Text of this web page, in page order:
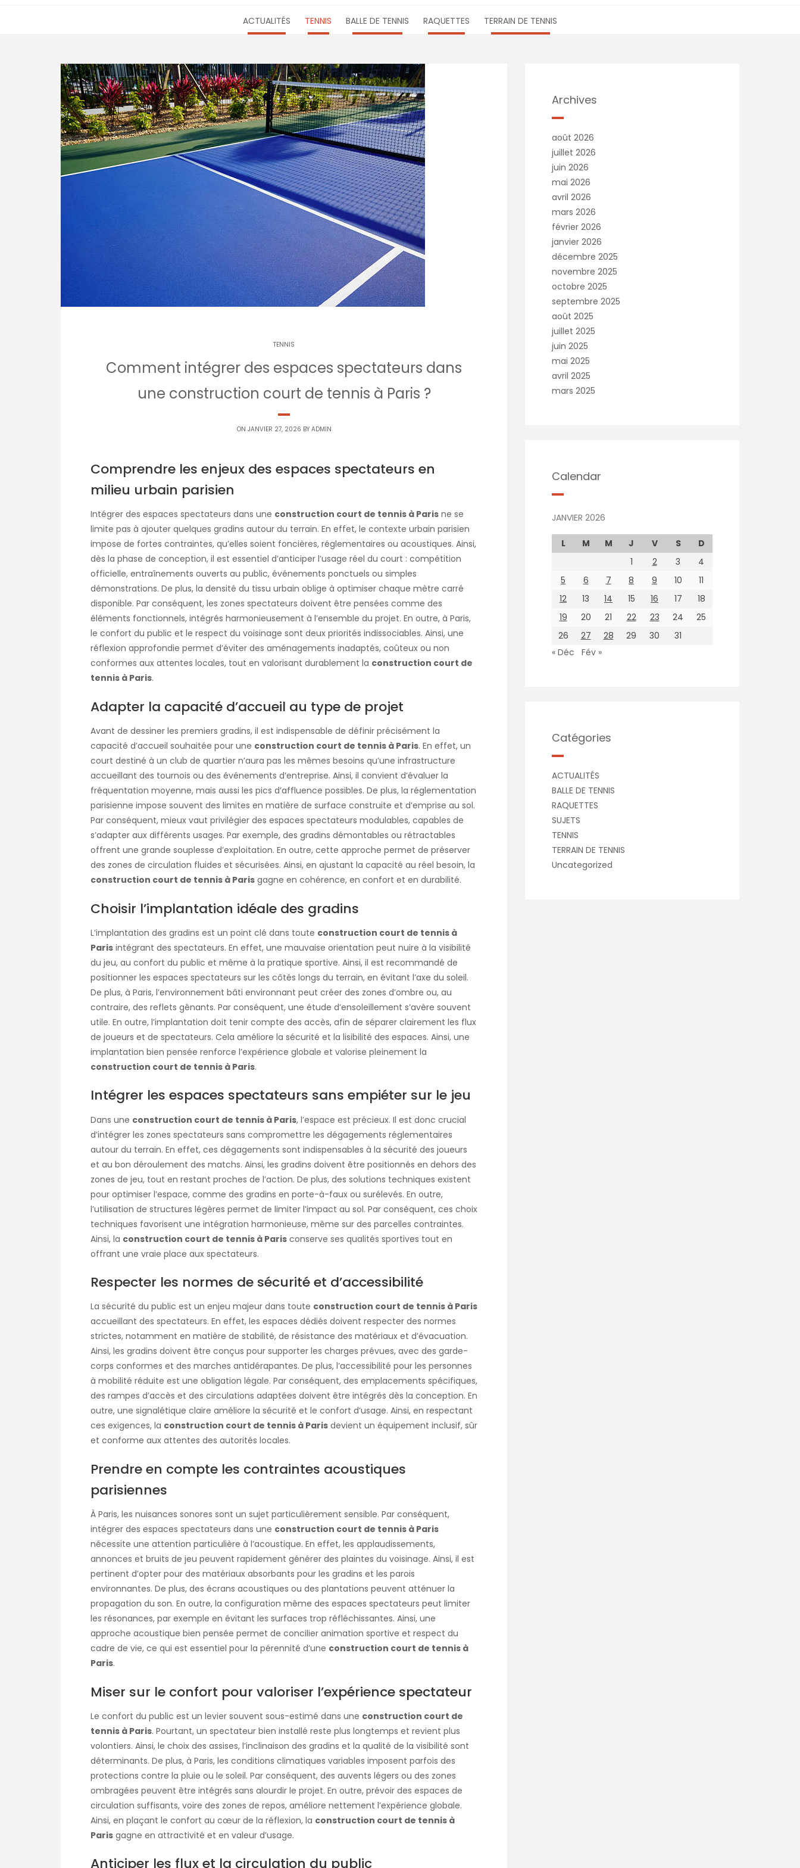
ACTUALITÉS TENNIS BALLE DE TENNIS RAQUETTES TERRAIN DE TENNIS
TENNIS
Comment intégrer des espaces spectateurs dans
une construction court de tennis à Paris ?
ON JANVIER 27, 2026 BY ADMIN
Comprendre les enjeux des espaces spectateurs en
milieu urbain parisien
Intégrer des espaces spectateurs dans une construction court de tennis à Paris ne se
limite pas à ajouter quelques gradins autour du terrain. En effet, le contexte urbain parisien
impose de fortes contraintes, qu’elles soient foncières, réglementaires ou acoustiques. Ainsi,
dès la phase de conception, il est essentiel d’anticiper l’usage réel du court : compétition
officielle, entraînements ouverts au public, événements ponctuels ou simples
démonstrations. De plus, la densité du tissu urbain oblige à optimiser chaque mètre carré
disponible. Par conséquent, les zones spectateurs doivent être pensées comme des
éléments fonctionnels, intégrés harmonieusement à l’ensemble du projet. En outre, à Paris,
le confort du public et le respect du voisinage sont deux priorités indissociables. Ainsi, une
réflexion approfondie permet d’éviter des aménagements inadaptés, coûteux ou non
conformes aux attentes locales, tout en valorisant durablement la construction court de
tennis à Paris.
Adapter la capacité d’accueil au type de projet
Avant de dessiner les premiers gradins, il est indispensable de définir précisément la
capacité d’accueil souhaitée pour une construction court de tennis à Paris. En effet, un
court destiné à un club de quartier n’aura pas les mêmes besoins qu’une infrastructure
accueillant des tournois ou des événements d’entreprise. Ainsi, il convient d’évaluer la
fréquentation moyenne, mais aussi les pics d’affluence possibles. De plus, la réglementation
parisienne impose souvent des limites en matière de surface construite et d’emprise au sol.
Par conséquent, mieux vaut privilégier des espaces spectateurs modulables, capables de
s’adapter aux différents usages. Par exemple, des gradins démontables ou rétractables
offrent une grande souplesse d’exploitation. En outre, cette approche permet de préserver
des zones de circulation fluides et sécurisées. Ainsi, en ajustant la capacité au réel besoin, la
construction court de tennis à Paris gagne en cohérence, en confort et en durabilité.
Choisir l’implantation idéale des gradins
L’implantation des gradins est un point clé dans toute construction court de tennis à
Paris intégrant des spectateurs. En effet, une mauvaise orientation peut nuire à la visibilité
du jeu, au confort du public et même à la pratique sportive. Ainsi, il est recommandé de
positionner les espaces spectateurs sur les côtés longs du terrain, en évitant l’axe du soleil.
De plus, à Paris, l’environnement bâti environnant peut créer des zones d’ombre ou, au
contraire, des reflets gênants. Par conséquent, une étude d’ensoleillement s’avère souvent
utile. En outre, l’implantation doit tenir compte des accès, afin de séparer clairement les flux
de joueurs et de spectateurs. Cela améliore la sécurité et la lisibilité des espaces. Ainsi, une
implantation bien pensée renforce l’expérience globale et valorise pleinement la
construction court de tennis à Paris.
Intégrer les espaces spectateurs sans empiéter sur le jeu
Dans une construction court de tennis à Paris, l’espace est précieux. Il est donc crucial
d’intégrer les zones spectateurs sans compromettre les dégagements réglementaires
autour du terrain. En effet, ces dégagements sont indispensables à la sécurité des joueurs
et au bon déroulement des matchs. Ainsi, les gradins doivent être positionnés en dehors des
zones de jeu, tout en restant proches de l’action. De plus, des solutions techniques existent
pour optimiser l’espace, comme des gradins en porte-à-faux ou surélevés. En outre,
l’utilisation de structures légères permet de limiter l’impact au sol. Par conséquent, ces choix
techniques favorisent une intégration harmonieuse, même sur des parcelles contraintes.
Ainsi, la construction court de tennis à Paris conserve ses qualités sportives tout en
offrant une vraie place aux spectateurs.
Respecter les normes de sécurité et d’accessibilité
La sécurité du public est un enjeu majeur dans toute construction court de tennis à Paris
accueillant des spectateurs. En effet, les espaces dédiés doivent respecter des normes
strictes, notamment en matière de stabilité, de résistance des matériaux et d’évacuation.
Ainsi, les gradins doivent être conçus pour supporter les charges prévues, avec des garde-
corps conformes et des marches antidérapantes. De plus, l’accessibilité pour les personnes
à mobilité réduite est une obligation légale. Par conséquent, des emplacements spécifiques,
des rampes d’accès et des circulations adaptées doivent être intégrés dès la conception. En
outre, une signalétique claire améliore la sécurité et le confort d’usage. Ainsi, en respectant
ces exigences, la construction court de tennis à Paris devient un équipement inclusif, sûr
et conforme aux attentes des autorités locales.
Prendre en compte les contraintes acoustiques
parisiennes
À Paris, les nuisances sonores sont un sujet particulièrement sensible. Par conséquent,
intégrer des espaces spectateurs dans une construction court de tennis à Paris
nécessite une attention particulière à l’acoustique. En effet, les applaudissements,
annonces et bruits de jeu peuvent rapidement générer des plaintes du voisinage. Ainsi, il est
pertinent d’opter pour des matériaux absorbants pour les gradins et les parois
environnantes. De plus, des écrans acoustiques ou des plantations peuvent atténuer la
propagation du son. En outre, la configuration même des espaces spectateurs peut limiter
les résonances, par exemple en évitant les surfaces trop réfléchissantes. Ainsi, une
approche acoustique bien pensée permet de concilier animation sportive et respect du
cadre de vie, ce qui est essentiel pour la pérennité d’une construction court de tennis à
Paris.
Miser sur le confort pour valoriser l’expérience spectateur
Le confort du public est un levier souvent sous-estimé dans une construction court de
tennis à Paris. Pourtant, un spectateur bien installé reste plus longtemps et revient plus
volontiers. Ainsi, le choix des assises, l’inclinaison des gradins et la qualité de la visibilité sont
déterminants. De plus, à Paris, les conditions climatiques variables imposent parfois des
protections contre la pluie ou le soleil. Par conséquent, des auvents légers ou des zones
ombragées peuvent être intégrés sans alourdir le projet. En outre, prévoir des espaces de
circulation suffisants, voire des zones de repos, améliore nettement l’expérience globale.
Ainsi, en plaçant le confort au cœur de la réflexion, la construction court de tennis à
Paris gagne en attractivité et en valeur d’usage.
Anticiper les flux et la circulation du public
Archives
août 2026
juillet 2026
juin 2026
mai 2026
avril 2026
mars 2026
février 2026
janvier 2026
décembre 2025
novembre 2025
octobre 2025
septembre 2025
août 2025
juillet 2025
juin 2025
mai 2025
avril 2025
mars 2025
Calendar
JANVIER 2026
L M M J V S
D
1
2 3
4
5
6 7 8 9 10
11
12
13 14 15 16 17
18
19
20 21 22 23 24
25
26
27 28 29 30
31
« Déc
Fév »
Catégories
ACTUALITÉS
BALLE DE TENNIS
RAQUETTES
SUJETS
TENNIS
TERRAIN DE TENNIS
Uncategorized